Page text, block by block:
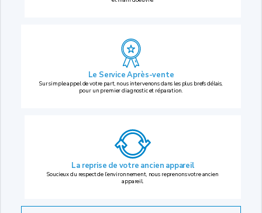
Le Service Après-vente
Sur simple appel de votre part, nous intervenons dans les plus brefs délais,
pour un premier diagnostic et réparation.
La reprise de votre ancien appareil
Soucieux du respect de l’environnement, nous reprenons votre ancien
appareil.